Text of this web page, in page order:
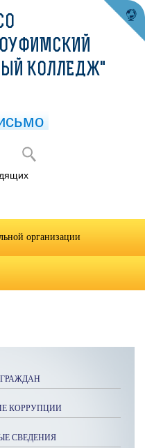
КОРРУПЦИИ
СВЕДЕНИЯ
КОЛЛЕДЖ"
организации